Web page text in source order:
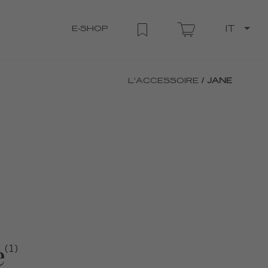
E-SHOP
L'ACCESSOIRE / JANE
(1)